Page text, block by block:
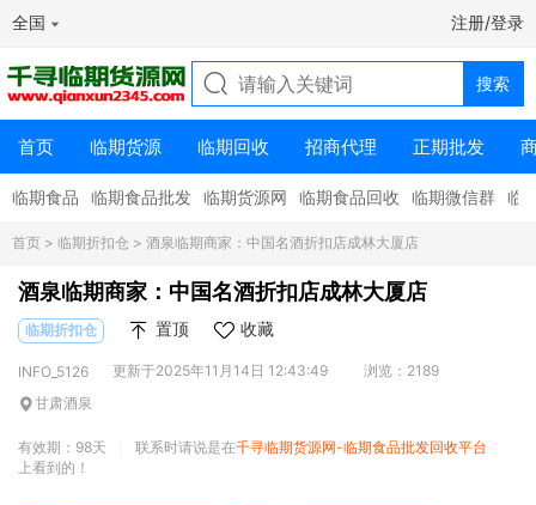
全国 注册/登录
首页 临期货源 临期回收 招商代理 正期批发
临期食品 临期食品批发 临期货源网 临期食品回收 临期微信群 临
首页 > 临期折扣仓 > 酒泉临期商家：中国名酒折扣店成林大厦店
酒泉临期商家：中国名酒折扣店成林大厦店
临期折扣仓 置顶 收藏
INFO_5126 更新于2025年11月14日 12:43:49
浏览：2189
甘肃酒泉
有效期：98天 联系时请说是在千寻临期货源网-临期食品批发回收平台
上看到的！